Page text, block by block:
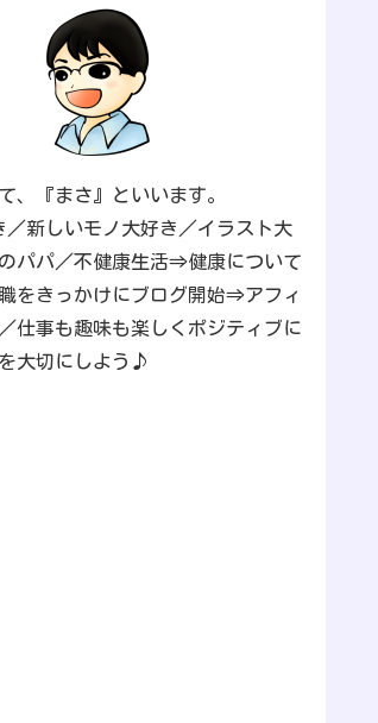
、『まさ』といいます。
／新しいモノ大好き／イラスト大
パパ／不健康生活⇒健康について
をきっかけにブログ開始⇒アフィ
仕事も趣味も楽しくポジティブに
大切にしよう♪